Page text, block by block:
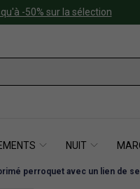
-50% sur la sélection
NUIT
perroquet avec un lien de